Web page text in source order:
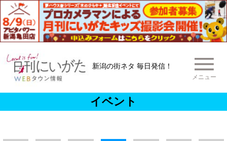
新潟の街ネタ 毎日発信！
メニュー
イベント